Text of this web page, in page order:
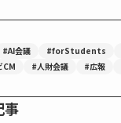
#AI会議 #forStudents
CM
#人財会議 #広報
事